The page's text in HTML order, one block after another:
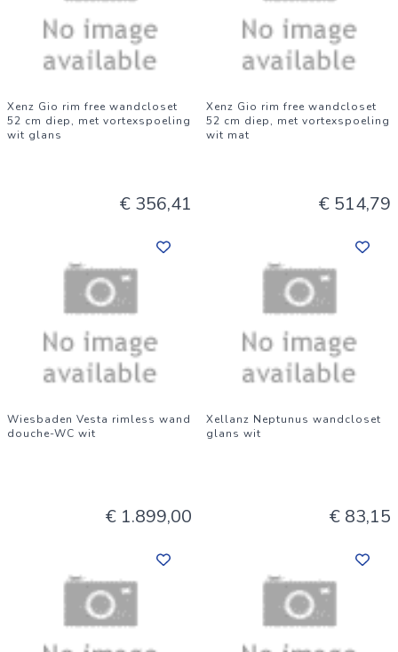
Xenz Gio rim free wandcloset
52 cm diep, met vortexspoeling
wit glans
€ 356,41
Xenz Gio rim free wandcloset
52 cm diep, met vortexspoeling
wit mat
€ 514,79
Wiesbaden Vesta rimless wand
douche-WC wit
€ 1.899,00
Xellanz Neptunus wandcloset
glans wit
€ 83,15